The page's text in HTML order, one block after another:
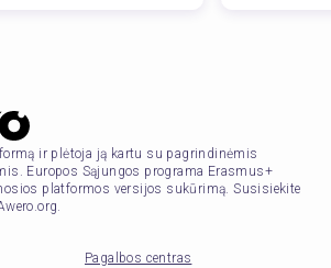
ir plėtoja ją kartu su pagrindinėmis
Europos Sąjungos programa Erasmus+
platformos versijos sukūrimą. Susisiekite
Pagalbos centras